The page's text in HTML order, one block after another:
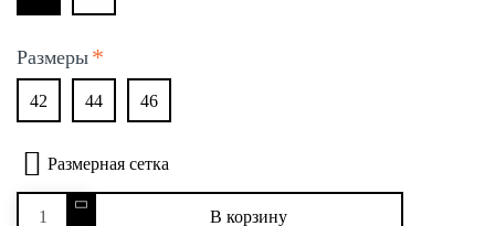
Размеры
42 44 46
В корзину
Размерная сетка